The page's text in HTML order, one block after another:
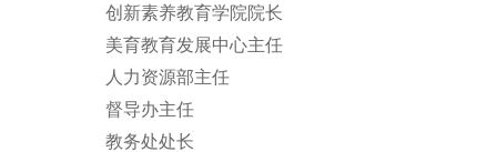
创新素养教育学院院长
美育教育发展中心主任
人力资源部主任
督导办主任
教务处处长